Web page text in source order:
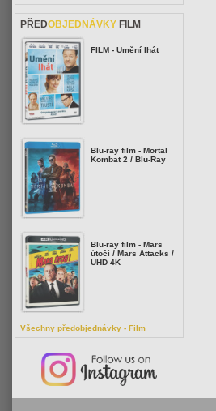
PŘEDOBJEDNÁVKY FILM
FILM - Umění lhát
Blu-ray film - Mortal
Kombat 2 / Blu-Ray
Blu-ray film - Mars
útočí / Mars Attacks /
UHD 4K
Všechny předobjednávky - Film